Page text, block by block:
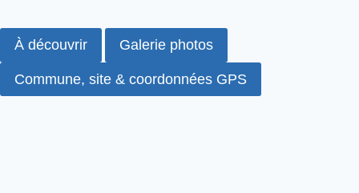
À découvrir Galerie photos
Commune, site & coordonnées GPS